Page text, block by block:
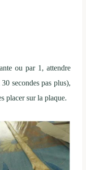
ou par 1, attendre
secondes pas plus),
placer sur la plaque.